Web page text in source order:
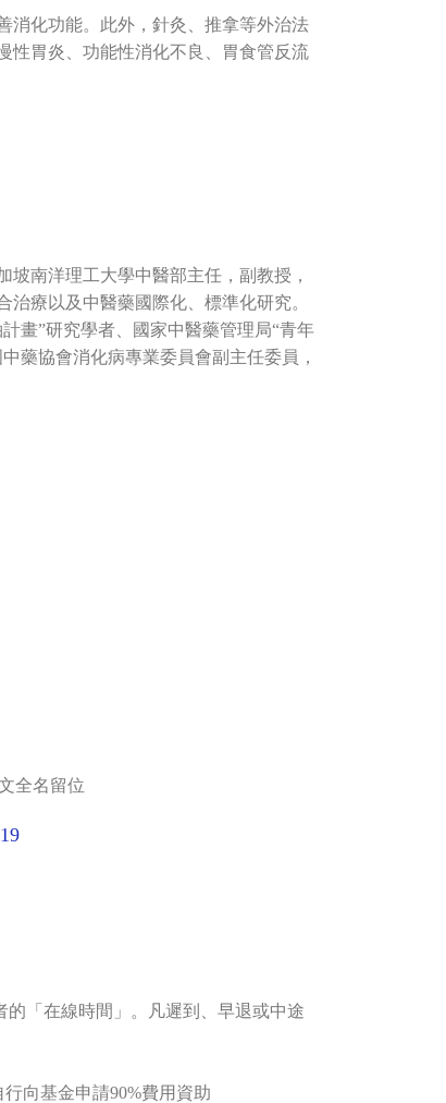
消化功能。此外，針灸、推拿等外治法
性胃炎、功能性消化不良、胃食管反流
坡南洋理工大學中醫部主任，副教授，
療以及中醫藥國際化、標準化研究。
畫”研究學者、國家中醫藥管理局“青年
藥協會消化病專業委員會副主任委員，
全名留位
「在線時間」。凡遲到、早退或中途
向基金申請90%費用資助